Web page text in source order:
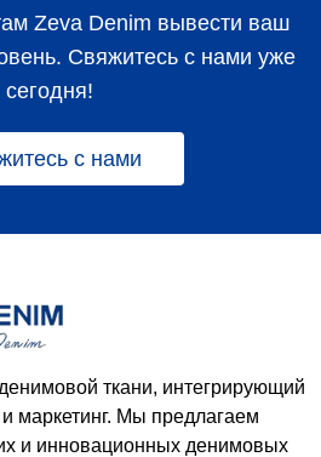
Zeva Denim вывести ваш
Свяжитесь с нами уже
сегодня!
с нами
ткани, интегрирующий
маркетинг. Мы предлагаем
и инновационных денимовых